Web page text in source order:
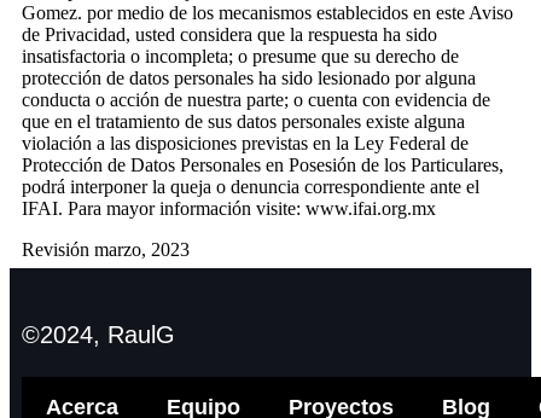
Gomez. por medio de los mecanismos establecidos en este Aviso
de Privacidad, usted considera que la respuesta ha sido
insatisfactoria o incompleta; o presume que su derecho de
protección de datos personales ha sido lesionado por alguna
conducta o acción de nuestra parte; o cuenta con evidencia de
que en el tratamiento de sus datos personales existe alguna
violación a las disposiciones previstas en la Ley Federal de
Protección de Datos Personales en Posesión de los Particulares,
podrá interponer la queja o denuncia correspondiente ante el
IFAI. Para mayor información visite: www.ifai.org.mx
Revisión marzo, 2023
©2024, RaulG
Acerca Equipo Proyectos Blog